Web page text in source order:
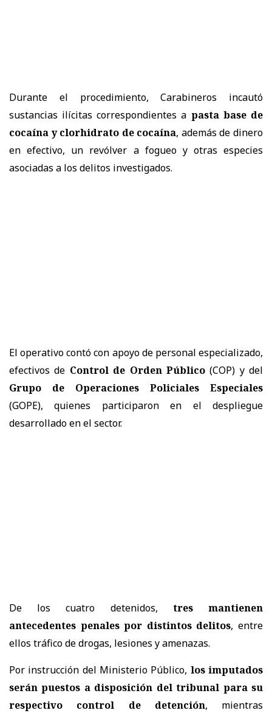
Durante el procedimiento, Carabineros incautó
sustancias ilícitas correspondientes a pasta base de
cocaína y clorhidrato de cocaína, además de dinero
en efectivo, un revólver a fogueo y otras especies
asociadas a los delitos investigados.
El operativo contó con apoyo de personal especializado,
efectivos de Control de Orden Público(COP) y del
Grupo de Operaciones Policiales Especiales
(GOPE), quienes participaron en el despliegue
desarrollado en el sector.
De los cuatro detenidos, tres mantienen
antecedentes penales por distintos delitos, entre
ellos tráfico de drogas, lesiones y amenazas.
Por instrucción del Ministerio Público, los imputados
serán puestos a disposición del tribunal para su
respectivo control de detención, mientras